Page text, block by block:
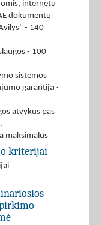
internetu
dokumentų
- 140
- 100
sistemos
garantija -
atvykus pas
maksimalūs
kriterijai